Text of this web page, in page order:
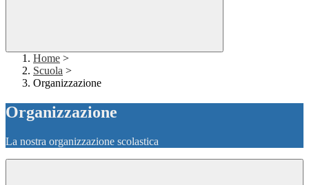
Home >
Scuola >
Organizzazione
Organizzazione
La nostra organizzazione scolastica